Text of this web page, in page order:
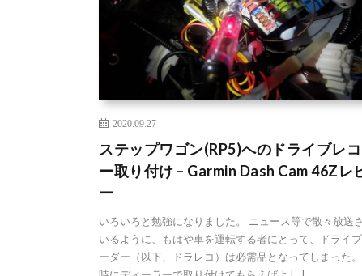
2020.09.27
ステップワゴン(RP5)へのドライブレ
ー取り付け – Garmin Dash Cam 46Zレ
ー
いろいろと勉強になりました。 ニュース等で散々放送
いるように、もはや車を運転する者にとって、ドライ
ーダー（以下、ドラレコ）は必需品となってしまった